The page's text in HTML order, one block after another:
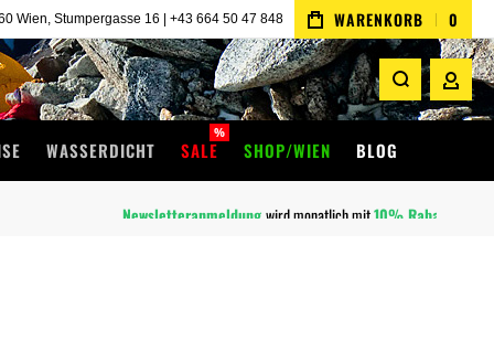
Wien, Stumpergasse 16 | +43 664 50 47 848 WARENKORB 0
MEIN
WASSERDICHT SALE
%
SHOP/WIEN BLOG